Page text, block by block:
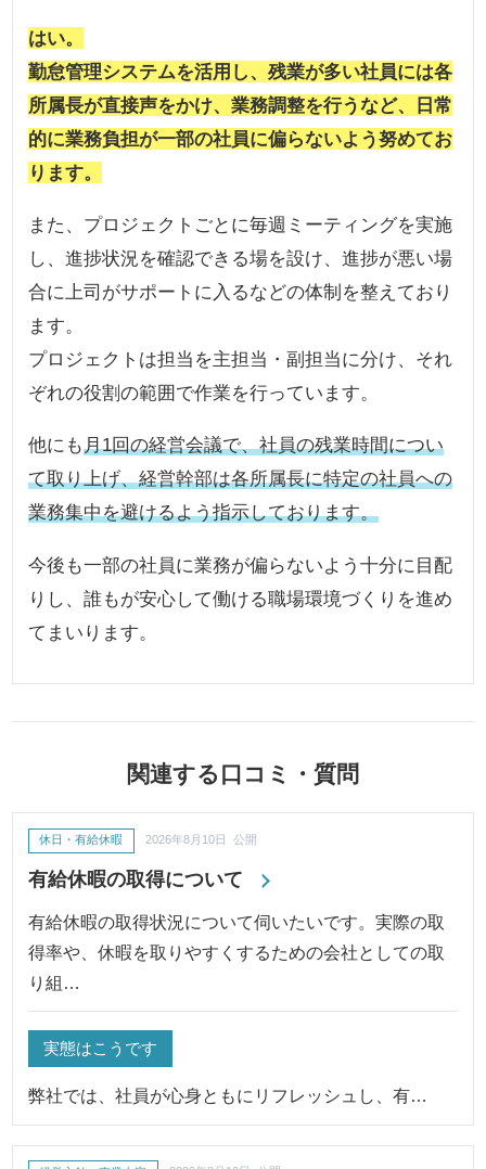
はい。
勤怠管理システムを活用し、残業が多い社員には各
所属長が直接声をかけ、業務調整を行うなど、日常
的に業務負担が一部の社員に偏らないよう努めてお
ります。
また、プロジェクトごとに毎週ミーティングを実施
し、進捗状況を確認できる場を設け、進捗が悪い場
合に上司がサポートに入るなどの体制を整えており
ます。
プロジェクトは担当を主担当・副担当に分け、それ
ぞれの役割の範囲で作業を行っています。
他にも月1回の経営会議で、社員の残業時間につい
て取り上げ、経営幹部は各所属長に特定の社員への
業務集中を避けるよう指示しております。
今後も一部の社員に業務が偏らないよう十分に目配
りし、誰もが安心して働ける職場環境づくりを進め
てまいります。
関連する口コミ・質問
有給休暇の取得について
休日・有給休暇 2026年8月10日 公開
有給休暇の取得状況について伺いたいです。実際の取
得率や、休暇を取りやすくするための会社としての取
り組…
実態はこうです
弊社では、社員が心身ともにリフレッシュし、有…